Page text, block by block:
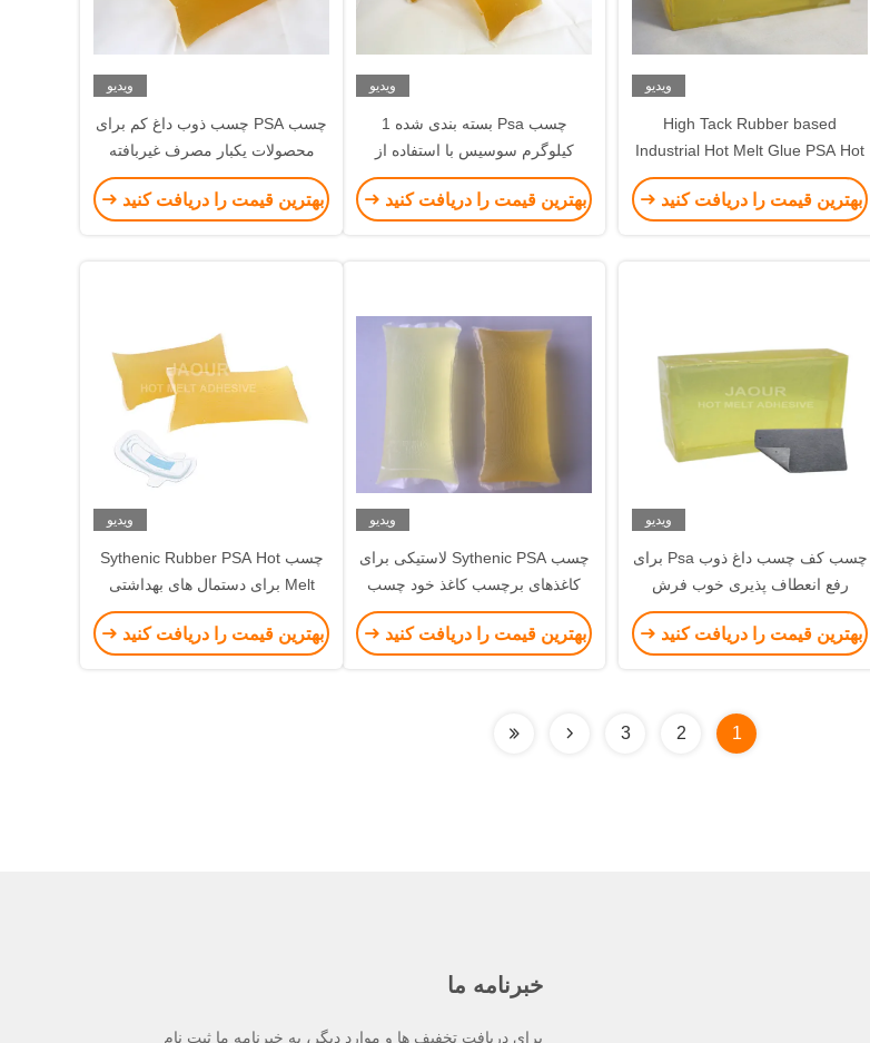
ویدیو
High Tack Rubber based
Industrial Hot Melt Glue PSA Hot
Melt Adhesive برای برچسب زدن
بهترین قیمت را دریافت کنید
ویدیو
چسب Psa بسته بندی شده 1
کیلوگرم سوسیس با استفاده از
بهداشت با مقاومت در برابر حرارت
بالا
بهترین قیمت را دریافت کنید
ویدیو
چسب PSA چسب ذوب داغ کم برای
محصولات یکبار مصرف غیربافته
بهترین قیمت را دریافت کنید
ویدیو
چسب کف چسب داغ ذوب Psa برای
رفع انعطاف پذیری خوب فرش
بهترین قیمت را دریافت کنید
ویدیو
چسب Sythenic PSA لاستیکی برای
کاغذهای برچسب کاغذ خود چسب
Jumbo Roll
بهترین قیمت را دریافت کنید
ویدیو
چسب Sythenic Rubber PSA Hot
Melt برای دستمال های بهداشتی
بهداشتی
بهترین قیمت را دریافت کنید
1
2
3
خبرنامه ما
برای دریافت تخفیف ها و موارد دیگر، به خبرنامه ما ثبت نام